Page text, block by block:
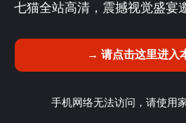
七猫全站高清，震撼视觉盛宴
→ 请点击这里进入
手机网络无法访问，请使用